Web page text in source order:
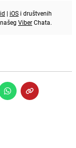
| iOS i društvenih
ViberChata.